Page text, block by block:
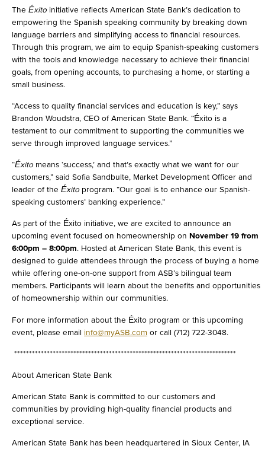
The Éxito initiative reflects American State Bank’s dedication to
empowering the Spanish speaking community by breaking down
language barriers and simplifying access to financial resources.
Through this program, we aim to equip Spanish-speaking customers
with the tools and knowledge necessary to achieve their financial
goals, from opening accounts, to purchasing a home, or starting a
small business.
“Access to quality financial services and education is key,” says
Brandon Woudstra, CEO of American State Bank. “Éxito is a
testament to our commitment to supporting the communities we
serve through improved language services.”
“Éxito means ‘success,’ and that’s exactly what we want for our
customers,” said Sofia Sandbulte, Market Development Officer and
leader of the Éxito program. “Our goal is to enhance our Spanish-
speaking customers’ banking experience.”
As part of the Éxito initiative, we are excited to announce an
upcoming event focused on homeownership on November 19 from
6:00pm – 8:00pm. Hosted at American State Bank, this event is
designed to guide attendees through the process of buying a home
while offering one-on-one support from ASB’s bilingual team
members. Participants will learn about the benefits and opportunities
of homeownership within our communities.
For more information about the Éxito program or this upcoming
event, please email info@myASB.com or call (712) 722-3048.
***************************************************************************
About American State Bank
American State Bank is committed to our customers and
communities by providing high-quality financial products and
exceptional service.
American State Bank has been headquartered in Sioux Center, IA